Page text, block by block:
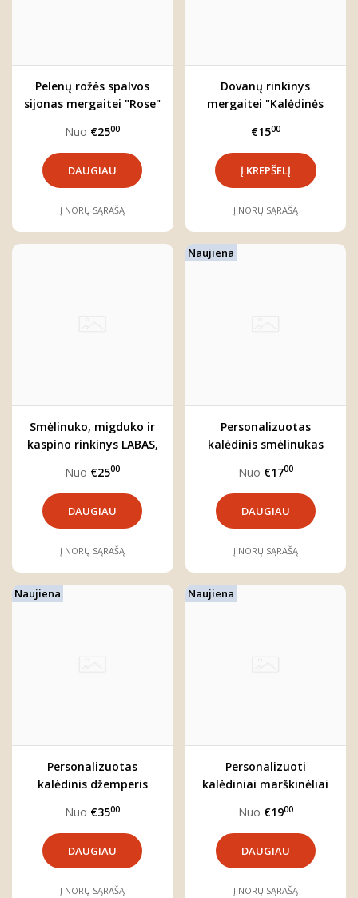
Pelenų rožės spalvos
sijonas mergaitei "Rose"
Nuo €2500
DAUGIAU
Į NORŲ SĄRAŠĄ
Dovanų rinkinys
mergaitei "Kalėdinės
€1500
Į NORŲ SĄRAŠĄ
Smėlinuko, migduko ir
kaspino rinkinys LABAS,
Nuo €2500
DAUGIAU
Į NORŲ SĄRAŠĄ
Naujiena
Personalizuotas
kalėdinis smėlinukas
Nuo €1700
DAUGIAU
Į NORŲ SĄRAŠĄ
Naujiena
Personalizuotas
kalėdinis džemperis
Nuo €3500
DAUGIAU
Į NORŲ SĄRAŠĄ
Naujiena
Personalizuoti
kalėdiniai marškinėliai
Nuo €1900
DAUGIAU
Į NORŲ SĄRAŠĄ